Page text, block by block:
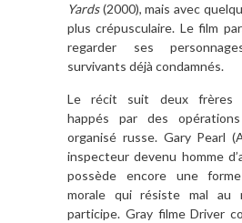
Yards(2000), mais avec
plus crépusculaire. Le film
regarder ses
survivants déjà condamnés.
Le récit suit deux frères
happés par des
organisé russe. Gary Pearl
inspecteur devenu homme
possède encore une
morale qui résiste mal au
participe. Gray filme Driver